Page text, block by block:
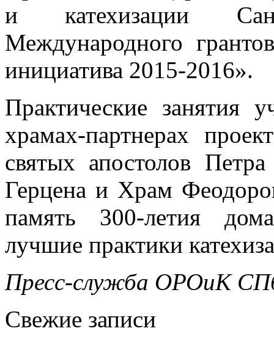
и катехизации
Международного
инициатива 2015-2016».
Практические занятия
храмах-партнерах
святых апостолов
Герцена и Храм
память 300-летия
лучшие практики
Пресс-служба ОРОиК
Свежие записи